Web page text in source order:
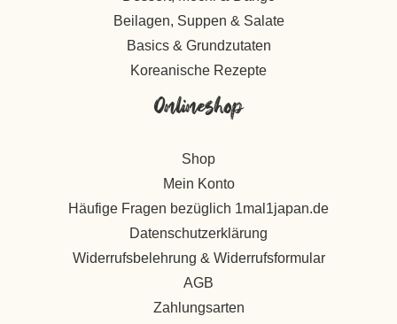
Beilagen, Suppen & Salate
Basics & Grundzutaten
Koreanische Rezepte
Onlineshop
Shop
Mein Konto
Häufige Fragen bezüglich 1mal1japan.de
Datenschutzerklärung
Widerrufsbelehrung & Widerrufsformular
AGB
Zahlungsarten